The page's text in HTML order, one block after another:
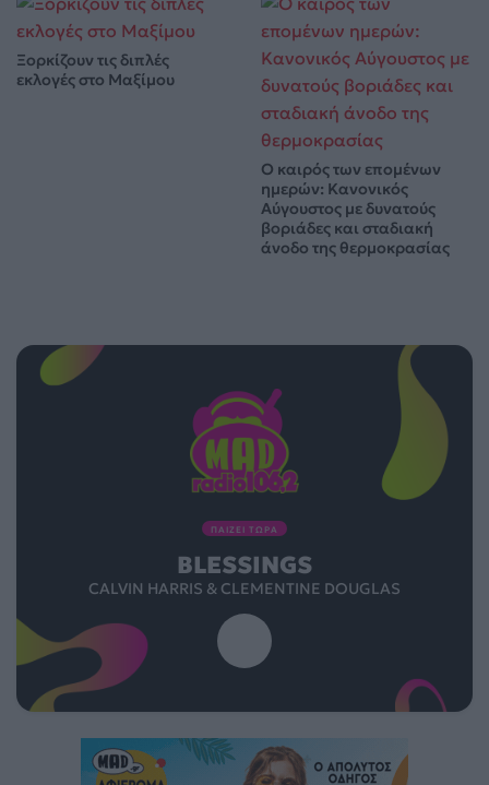
Ξορκίζουν τις διπλές
εκλογές στο Μαξίμου
Ο καιρός των επομένων
ημερών: Κανονικός
Αύγουστος με δυνατούς
βοριάδες και σταδιακή
άνοδο της θερμοκρασίας
ΠΑΙΖΕΙ ΤΩΡΑ
BLESSINGS
CALVIN HARRIS & CLEMENTINE DOUGLAS